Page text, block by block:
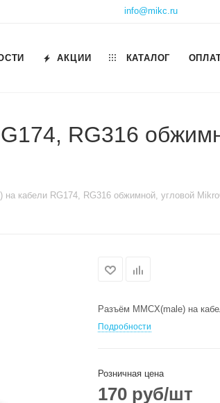
info@mikc.ru
АКЦИИ КАТАЛОГ
RG316
на кабели RG174, RG316 обжимной, угловой
Разъём MMCX(male) на
Подробности
Розничная цена
170 руб/шт